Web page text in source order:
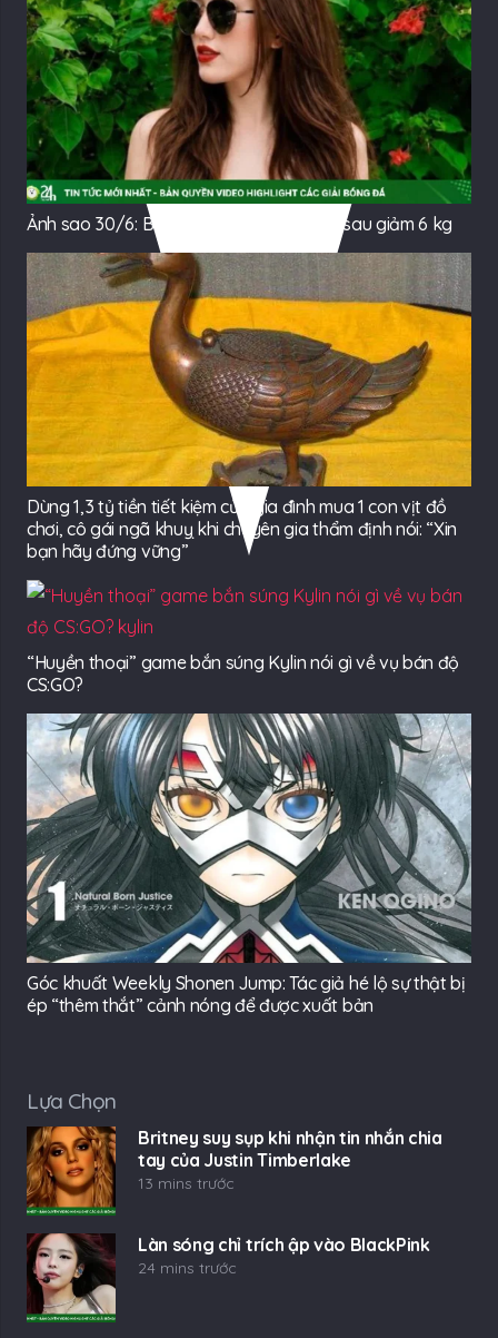
Ảnh sao 30/6: Bảo Thy khoe dáng sexy sau giảm 6 kg
Dùng 1,3 tỷ tiền tiết kiệm của gia đình mua 1 con vịt đồ
chơi, cô gái ngã khuỵ khi chuyên gia thẩm định nói: “Xin
bạn hãy đứng vững”
“Huyền thoại” game bắn súng Kylin nói gì về vụ bán độ
CS:GO?
Góc khuất Weekly Shonen Jump: Tác giả hé lộ sự thật bị
ép “thêm thắt” cảnh nóng để được xuất bản
Lựa Chọn
Britney suy sụp khi nhận tin nhắn chia
tay của Justin Timberlake
13 mins trước
Làn sóng chỉ trích ập vào BlackPink
24 mins trước